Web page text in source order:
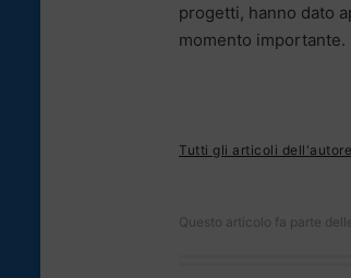
progetti, hanno dato
momento importante.
Tutti gli articoli dell'autore
Questo articolo fa parte